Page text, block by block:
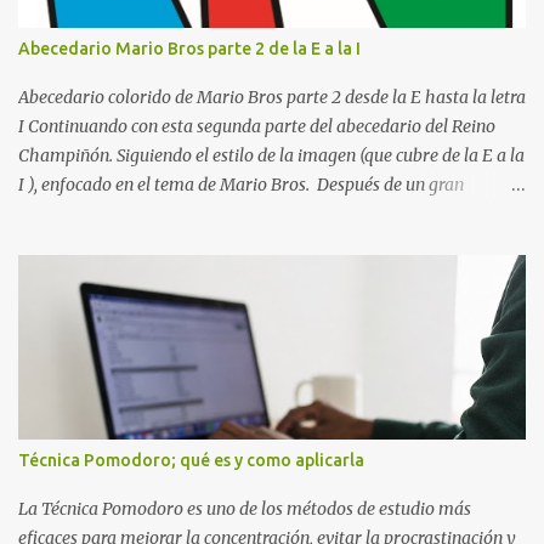
¿Por qué es importante identificar los errores al estudiar? Muchas
personas creen que estudiar durante varias horas garantiza
buenos resultados. Sin embargo, la calidad del estudio es mucho
más importante que la cantidad de tiempo invertido. Cuando
detectas y corrige...
Abecedario Mario Bros parte 2 de la E a la I
Abecedario colorido de Mario Bros parte 2 desde la E hasta la letra
I Continuando con esta segunda parte del abecedario del Reino
Champiñón. Siguiendo el estilo de la imagen (que cubre de la E a la
I ), enfocado en el tema de Mario Bros. Después de un gran
detalladamente en la siguiente imagen, donde hemos unificados
las 5 letras en una sola imagen. Letras individuales para descargar
Letra E color azul Letra F color rojo Letra G color Verde Letra H
Letra I Estas letras no solo destacan por sus colores vibrantes y su
diseño geométrico inspirado en el Reino Champiñón, sino que
también representan elementos clave de la saga: · E de Estrella :
El ítem que nos da la invencibilidad necesaria para atravesar
cualquier obstáculo. · ...
Técnica Pomodoro; qué es y como aplicarla
La Técnica Pomodoro es uno de los métodos de estudio más
eficaces para mejorar la concentración, evitar la procrastinación y